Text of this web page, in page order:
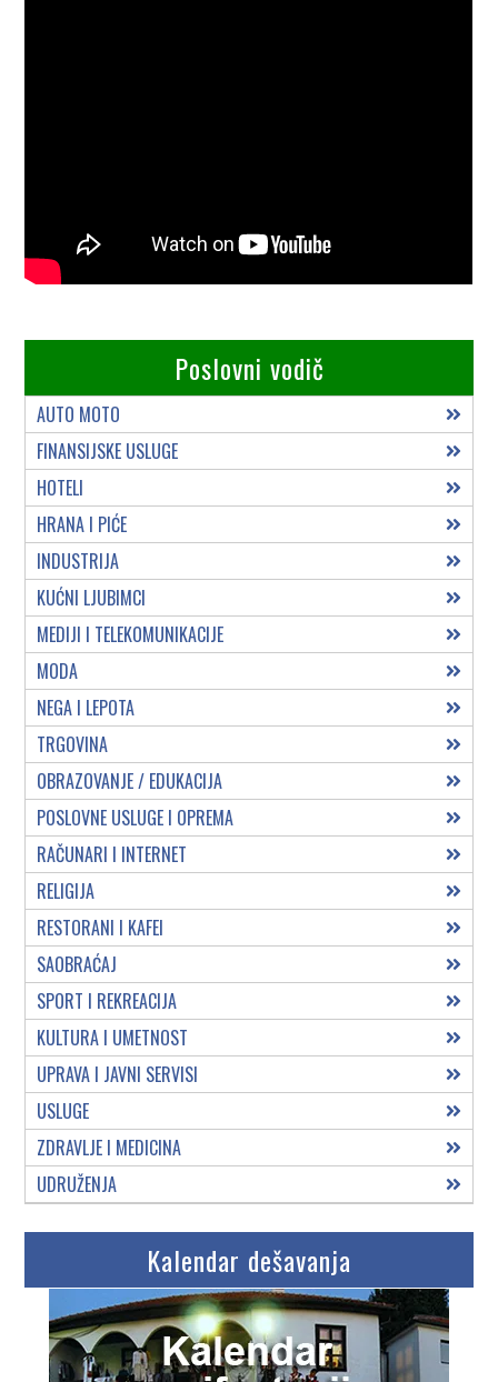
Poslovni vodič
AUTO MOTO
FINANSIJSKE USLUGE
HOTELI
HRANA I PIĆE
INDUSTRIJA
KUĆNI LJUBIMCI
MEDIJI I TELEKOMUNIKACIJE
MODA
NEGA I LEPOTA
TRGOVINA
OBRAZOVANJE / EDUKACIJA
POSLOVNE USLUGE I OPREMA
RAČUNARI I INTERNET
RELIGIJA
RESTORANI I KAFEI
SAOBRAĆAJ
SPORT I REKREACIJA
KULTURA I UMETNOST
UPRAVA I JAVNI SERVISI
USLUGE
ZDRAVLJE I MEDICINA
UDRUŽENJA
Kalendar dešavanja